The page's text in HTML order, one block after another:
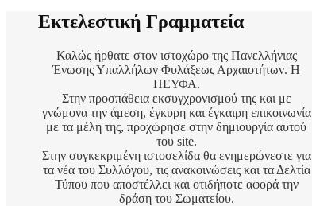
Εκτελεστική Γραμματεία
Καλώς ήρθατε στον ιστοχώρο της Πανελλήνιας
Ένωσης Υπαλλήλων Φυλάξεως Αρχαιοτήτων. Η
ΠΕΥΦΑ.
Στην προσπάθεια εκσυγχρονισμού της και με
γνώμονα την άμεση, έγκυρη και έγκαιρη επικοινωνία
με τα μέλη της, προχώρησε στην δημιουργία αυτού
του site.
Στην συγκεκριμένη ιστοσελίδα θα ενημερώνεστε για
τα νέα του Συλλόγου, τις ανακοινώσεις και τα Δελτία
Τύπου που αποστέλλει και οτιδήποτε αφορά την
δράση του Σωματείου.